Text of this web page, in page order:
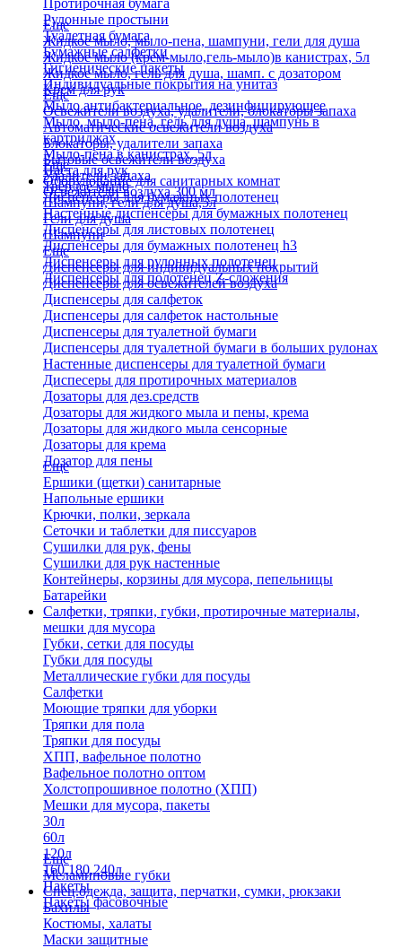
Протирочная бумага
Рулонные простыни
Туалетная бумага
Бумажные салфетки
Гигиенические пакеты
Индивидуальные покрытия на унитаз
Еще
Жидкое мыло, мыло-пена, шампуни, гели для душа
Жидкое мыло (крем-мыло,гель-мыло)в канистрах, 5л
Жидкое мыло, гель для душа, шамп. с дозатором
Крем для рук
Мыло антибактериальное, дезинфицирующее
Мыло, мыло-пена, гель для душа, шампунь в
картриджах
Мыло-пена в канистрах, 5л
Паста для рук
Твердое мыло
Шампуни, гели для душа,5л
Гели для душа
Шампуни
Еще
Освежители воздуха, удалители, блокаторы запаха
Автоматические освежители воздуха
Блокаторы, удалители запаха
Бытовые освежители воздуха
Удалители запаха
Освежители воздуха 300 мл
Еще
Оборудование для санитарных комнат
Диспенсеры для бумажных полотенец
Настенные диспенсеры для бумажных полотенец
Диспенсеры для листовых полотенец
Диспенсеры для бумажных полотенец h3
Диспенсеры для рулонных полотенец
Диспенсеры для полотенец Z-сложения
Еще
Диспенсеры для индивидуальных покрытий
Диспенсеры для освежителей воздуха
Диспенсеры для салфеток
Диспенсеры для салфеток настольные
Диспенсеры для туалетной бумаги
Диспенсеры для туалетной бумаги в больших рулонах
Настенные диспенсеры для туалетной бумаги
Диспесеры для протирочных материалов
Дозаторы для дез.средств
Дозаторы для жидкого мыла и пены, крема
Дозаторы для жидкого мыла сенсорные
Дозаторы для крема
Дозатор для пены
Еще
Ершики (щетки) санитарные
Напольные ершики
Крючки, полки, зеркала
Сеточки и таблетки для писсуаров
Сушилки для рук, фены
Сушилки для рук настенные
Контейнеры, корзины для мусора, пепельницы
Батарейки
Салфетки, тряпки, губки, протирочные материалы,
мешки для мусора
Губки, сетки для посуды
Губки для посуды
Металлические губки для посуды
Салфетки
Моющие тряпки для уборки
Тряпки для пола
Тряпки для посуды
ХПП, вафельное полотно
Вафельное полотно оптом
Холстопрошивное полотно (ХПП)
Мешки для мусора, пакеты
30л
60л
120л
160,180,240л
Пакеты
Пакеты фасовочные
Еще
Меламиновые губки
Спец.одежда, защита, перчатки, сумки, рюкзаки
Бахилы
Костюмы, халаты
Маски защитные